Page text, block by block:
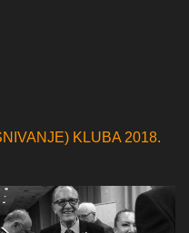
KLUBA 2018.